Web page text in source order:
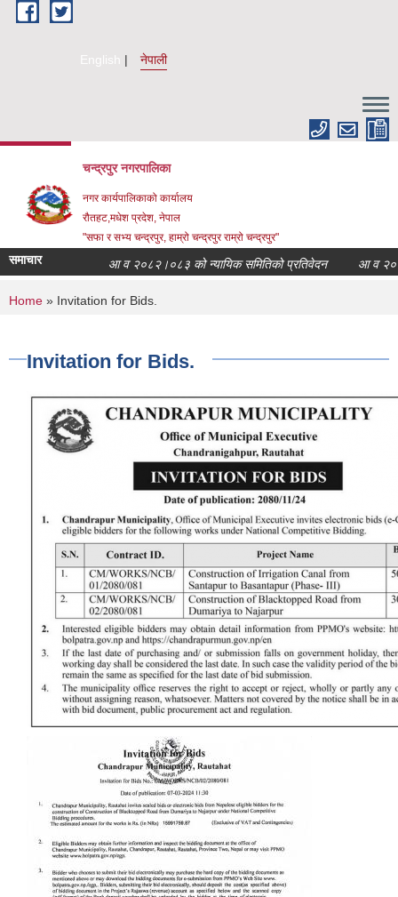
Skip to main content
English नेपाली
चन्द्रपुर नगरपालिका
नगर कार्यपालिकाको कार्यालय
रौतहट,मधेश प्रदेश, नेपाल
"सफा र सभ्य चन्द्रपुर, हाम्रो चन्द्रपुर राम्रो चन्द्रपुर"
समाचार आ व २०८२।०८३ को न्यायिक समितिको प्रतिवेदन आ व
You are here
Home » Invitation for Bids.
Invitation for Bids.